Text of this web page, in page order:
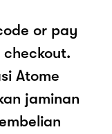
or pay
Atome
jaminan